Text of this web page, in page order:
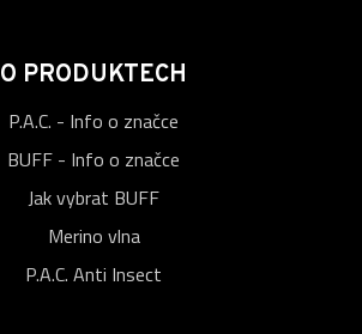
O PRODUKTECH
P.A.C. - Info o značce
BUFF - Info o značce
Jak vybrat BUFF
Merino vlna
P.A.C. Anti Insect